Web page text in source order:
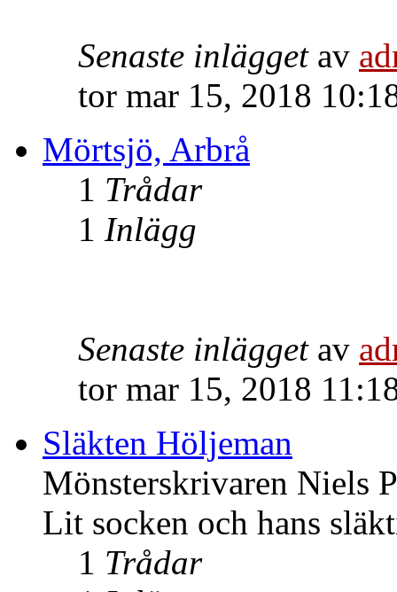
Senaste inläggetav
tor mar 15, 2018
Mörtsjö, Arbrå
1 Trådar
1 Inlägg
Senaste inläggetav
tor mar 15, 2018
Släkten Höljeman
Mönsterskrivaren Niels
Lit socken och hans
1 Trådar